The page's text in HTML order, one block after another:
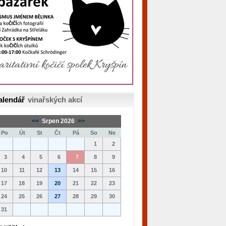
vinařských akcí
<< Srpen 2026 >>
Út St Čt Pá So
Ne
1
2
3 4 5 6 7 8 9
10 11 12 13 14 15 16
17 18 19 20 21 22 23
24 25 26 27 28 29 30
31